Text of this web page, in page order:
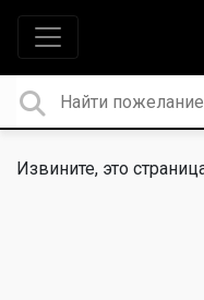
Извините, это